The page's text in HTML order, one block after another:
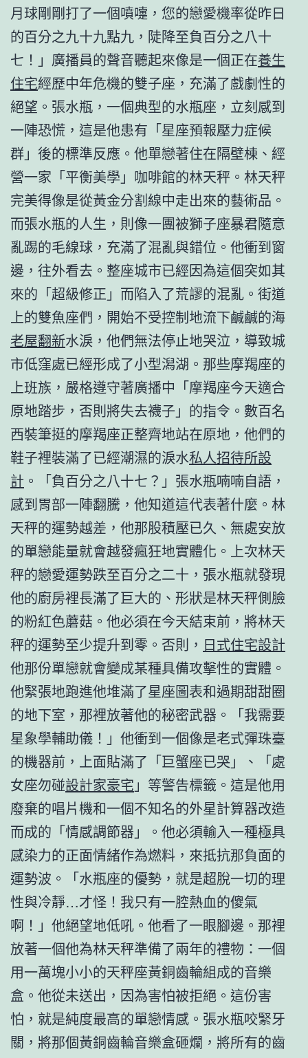
月球剛剛打了一個噴嚏，您的戀愛機率從昨日
的百分之九十九點九，陡降至負百分之八十
七！」廣播員的聲音聽起來像是一個正在養生
住宅經歷中年危機的雙子座，充滿了戲劇性的
絕望。張水瓶，一個典型的水瓶座，立刻感到
一陣恐慌，這是他患有「星座預報壓力症候
群」後的標準反應。他單戀著住在隔壁棟、經
營一家「平衡美學」咖啡館的林天秤。林天秤
完美得像是從黃金分割線中走出來的藝術品。
而張水瓶的人生，則像一團被獅子座暴君隨意
亂踢的毛線球，充滿了混亂與錯位。他衝到窗
邊，往外看去。整座城市已經因為這個突如其
來的「超級修正」而陷入了荒謬的混亂。街道
上的雙魚座們，開始不受控制地流下鹹鹹的海
老屋翻新水淚，他們無法停止地哭泣，導致城
市低窪處已經形成了小型潟湖。那些摩羯座的
上班族，嚴格遵守著廣播中「摩羯座今天適合
原地踏步，否則將失去襪子」的指令。數百名
西裝筆挺的摩羯座正整齊地站在原地，他們的
鞋子裡裝滿了已經潮濕的淚水私人招待所設
計 。「負百分之八十七？」張水瓶喃喃自語，
感到胃部一陣翻騰，他知道這代表著什麼。林
天秤的運勢越差，他那股積壓已久、無處安放
的單戀能量就會越發瘋狂地實體化。上次林天
秤的戀愛運勢跌至百分之二十，張水瓶就發現
他的廚房裡長滿了巨大的、形狀是林天秤側臉
的粉紅色蘑菇。他必須在今天結束前，將林天
秤的運勢至少提升到零。否則， 日式住宅設計
他那份單戀就會變成某種具備攻擊性的實體。
他緊張地跑進他堆滿了星座圖表和過期甜甜圈
的地下室，那裡放著他的秘密武器。「我需要
星象學輔助儀！」他衝到一個像是老式彈珠臺
的機器前，上面貼滿了「巨蟹座已哭」、「處
女座勿碰設計家豪宅 」等警告標籤。這是他用
廢棄的唱片機和一個不知名的外星計算器改造
而成的「情感調節器」。他必須輸入一種極具
感染力的正面情緒作為燃料，來抵抗那負面的
運勢波。「水瓶座的優勢，就是超脫一切的理
性與冷靜…才怪！我只有一腔熱血的傻氣
啊！」他絕望地低吼。他看了一眼腳邊。那裡
放著一個他為林天秤準備了兩年的禮物：一個
用一萬塊小小的天秤座黃銅齒輪組成的音樂
盒。他從未送出，因為害怕被拒絕。這份害
怕，就是純度最高的單戀情感。張水瓶咬緊牙
關，將那個黃銅齒輪音樂盒砸爛，將所有的齒